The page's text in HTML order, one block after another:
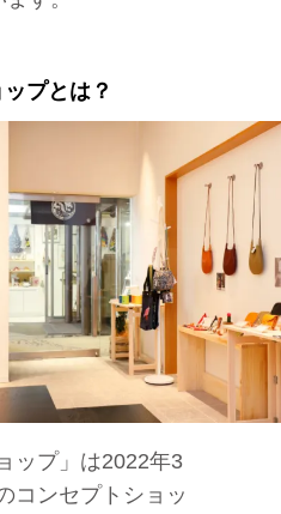
プとは？
ップ」は2022年3
コンセプトショッ